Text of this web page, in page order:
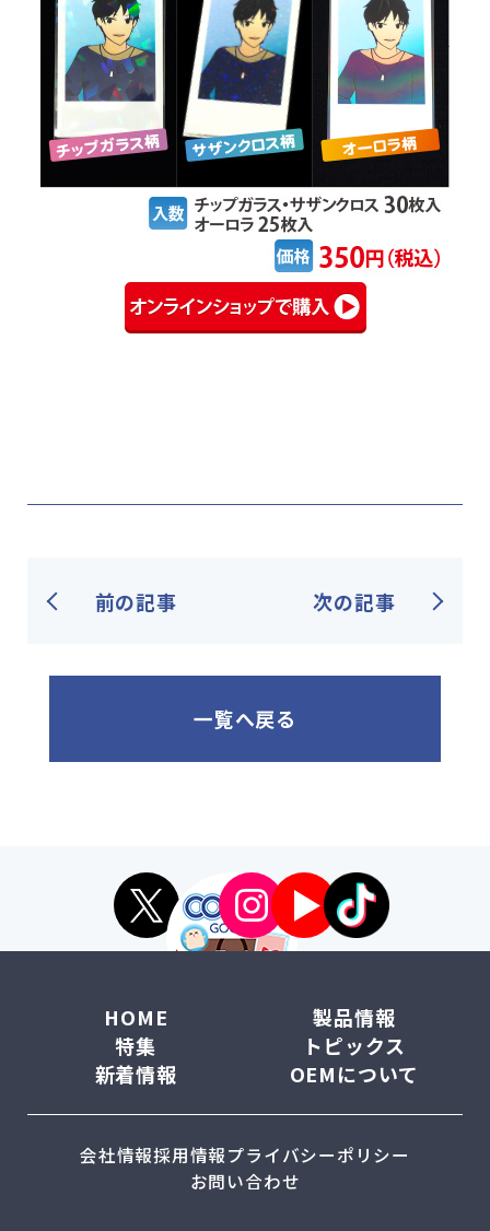
前の記事
一覧へ戻る
次の記事
HOME
製品情報
特集
トピックス
新着情報
OEMについて
会社情報採用情報プライバシーポリシー
お問い合わせ